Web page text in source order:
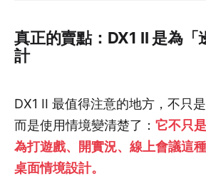
真正的賣點：DX1 II 是為「
計
DX1 II 最值得注意的地方，不只
而是使用情境變清楚了： 它不只
為打遊戲、開實況、線上會議這
桌面情境設計。